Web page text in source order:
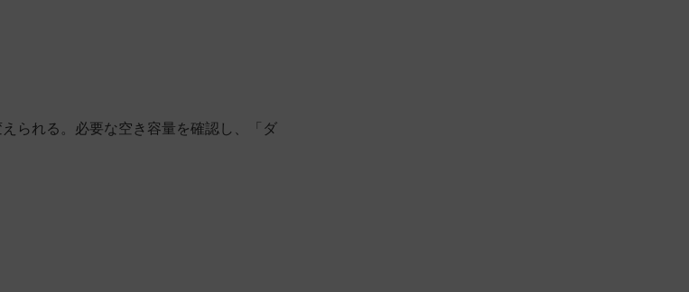
られる。必要な空き容量を確認し、「ダ